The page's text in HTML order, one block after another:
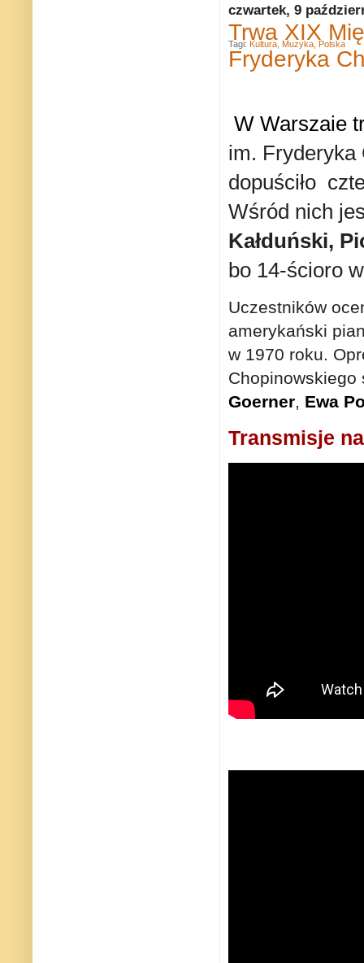
czwartek, 9
Trwa XIX
Fryderyka
W Warszaie
im. Fryderyka
dopuściło
Wśród nich
Kałduński,
bo 14-ścioro
Uczestników
amerykański
w 1970 roku.
Goerner, Ewa
Transmisje
Tagi: Kultura Muzyka Polska